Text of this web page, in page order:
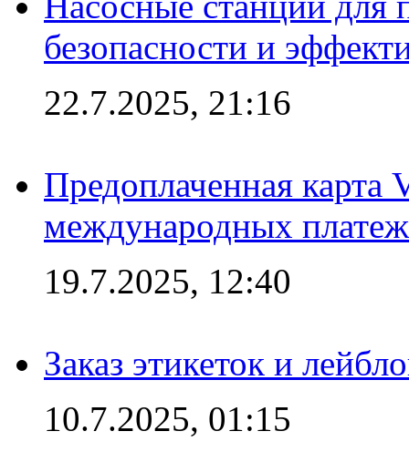
безопасности и
22.7.2025, 21:16
Предоплаченная карта
международных
19.7.2025, 12:40
Заказ этикеток и
10.7.2025, 01:15